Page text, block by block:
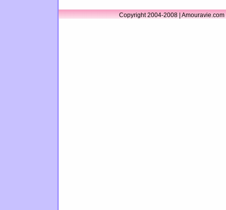
Copyright 2004-2008 |